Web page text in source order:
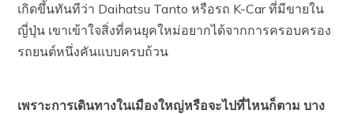
เกิดขึ้นทันทีว่า Daihatsu Tanto หรือรถ K-Car ที่มีขายใน
ญี่ปุ่น เขาเข้าใจสิ่งที่คนยุคใหม่อยากได้จากการครอบครอง
รถยนต์หนึ่งคันแบบครบถ้วน
เพราะการเดินทางในเมืองใหญ่หรือจะไปที่ไหนก็ตาม บาง